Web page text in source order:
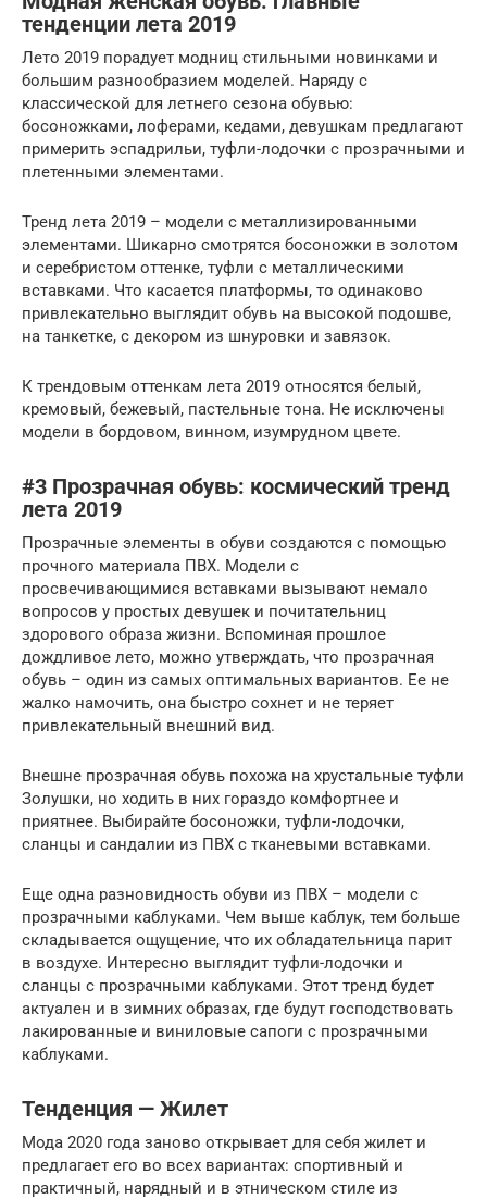
тенденции лета 2019
Лето 2019 порадует модниц стильными новинками и
большим разнообразием моделей. Наряду с
классической для летнего сезона обувью:
босоножками, лоферами, кедами, девушкам предлагают
примерить эспадрильи, туфли-лодочки с прозрачными и
плетенными элементами.
Тренд лета 2019 – модели с металлизированными
элементами. Шикарно смотрятся босоножки в золотом
и серебристом оттенке, туфли с металлическими
вставками. Что касается платформы, то одинаково
привлекательно выглядит обувь на высокой подошве,
на танкетке, с декором из шнуровки и завязок.
К трендовым оттенкам лета 2019 относятся белый,
кремовый, бежевый, пастельные тона. Не исключены
модели в бордовом, винном, изумрудном цвете.
#3 Прозрачная обувь: космический тренд
лета 2019
Прозрачные элементы в обуви создаются с помощью
прочного материала ПВХ. Модели с
просвечивающимися вставками вызывают немало
вопросов у простых девушек и почитательниц
здорового образа жизни. Вспоминая прошлое
дождливое лето, можно утверждать, что прозрачная
обувь – один из самых оптимальных вариантов. Ее не
жалко намочить, она быстро сохнет и не теряет
привлекательный внешний вид.
Внешне прозрачная обувь похожа на хрустальные туфли
Золушки, но ходить в них гораздо комфортнее и
приятнее. Выбирайте босоножки, туфли-лодочки,
сланцы и сандалии из ПВХ с тканевыми вставками.
Еще одна разновидность обуви из ПВХ – модели с
прозрачными каблуками. Чем выше каблук, тем больше
складывается ощущение, что их обладательница парит
в воздухе. Интересно выглядит туфли-лодочки и
сланцы с прозрачными каблуками. Этот тренд будет
актуален и в зимних образах, где будут господствовать
лакированные и виниловые сапоги с прозрачными
каблуками.
Тенденция — Жилет
Мода 2020 года заново открывает для себя жилет и
предлагает его во всех вариантах: спортивный и
практичный, нарядный и в этническом стиле из